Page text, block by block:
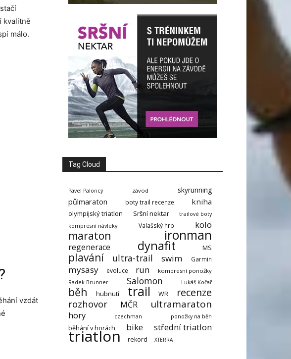
kvalitně
málo.
vzdát
Tag Cloud
Pavel Paloncý závod skyrunning
půlmaraton boty trail recenze kniha
olympijský triatlon Sršní nektar
trailové boty
kompresní návleky
Valašský hrb kolo
maraton ironman
regenerace dynafit MS
plavání ultra-trail swim Garmin
mysasy evoluce run kompresní ponožky
Radek Brunner Salomon Lukáš Kočař
běh hubnutí trail WR recenze
rozhovor MČR ultramaraton
hory czechman ponožky na běh
běhání v horách bike střední triatlon
triatlon rekord XTERRA